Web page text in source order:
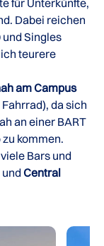
für Unterkünfte,
Dabei reichen
Singles
teurere
am Campus
da sich
an einer BART
kommen.
Bars und
Central